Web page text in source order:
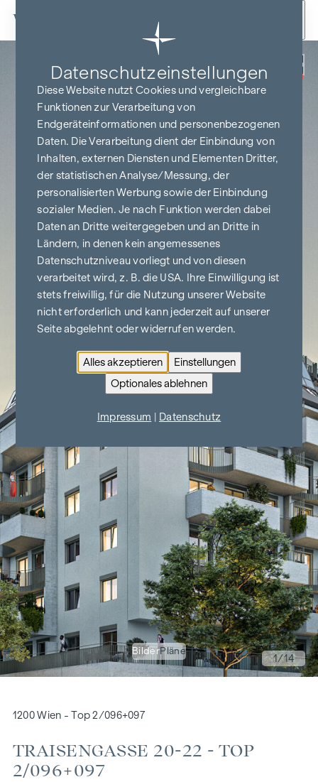
Zum Inhalt springen
PROVISIONSFREI
BIS BAUBEGINN
BilderPläne
1/14
1200 Wien - Top 2/096+097
TRAISENGASSE 20-22 - TOP
2/096+097
Datenschutz­einstellungen
Diese Website nutzt Cookies und vergleichbare
Funktionen zur Verarbeitung von
Endgeräteinformationen und personenbezogenen
Daten. Die Verarbeitung dient der Einbindung von
Inhalten, externen Diensten und Elementen Dritter,
der statistischen Analyse/Messung, der
personalisierten Werbung sowie der Einbindung
sozialer Medien. Je nach Funktion werden dabei
Daten an Dritte weitergegeben und an Dritte in
Ländern, in denen kein angemessenes
Datenschutzniveau vorliegt und von diesen
verarbeitet wird, z. B. die USA. Ihre Einwilligung ist
stets freiwillig, für die Nutzung unserer Website
nicht erforderlich und kann jederzeit auf unserer
Seite abgelehnt oder widerrufen werden.
Alles akzeptieren
Einstellungen
Optionales ablehnen
Impressum Datenschutz